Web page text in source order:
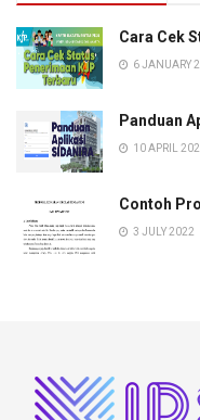
Cara Cek
6 JANUARY
Panduan
10 APRIL
Contoh
3 JULY 2022